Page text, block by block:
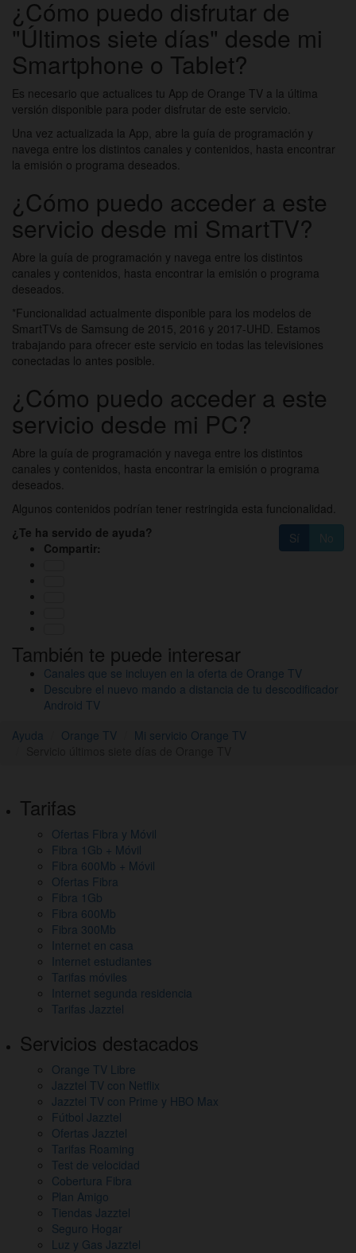
¿Cómo puedo disfrutar de
"Últimos siete días" desde mi
Smartphone o Tablet?
Es necesario que actualices tu App de Orange TV a la última
versión disponible para poder disfrutar de este servicio.
Una vez actualizada la App, abre la guía de programación y
navega entre los distintos canales y contenidos, hasta encontrar
la emisión o programa deseados.
¿Cómo puedo acceder a este
servicio desde mi SmartTV?
Abre la guía de programación y navega entre los distintos
canales y contenidos, hasta encontrar la emisión o programa
deseados.
*Funcionalidad actualmente disponible para los modelos de
SmartTVs de Samsung de 2015, 2016 y 2017-UHD. Estamos
trabajando para ofrecer este servicio en todas las televisiones
conectadas lo antes posible.
¿Cómo puedo acceder a este
servicio desde mi PC?
Abre la guía de programación y navega entre los distintos
canales y contenidos, hasta encontrar la emisión o programa
deseados.
Algunos contenidos podrían tener restringida esta funcionalidad.
¿Te ha servido de ayuda?
Sí No
Compartir:
También te puede interesar
Canales que se incluyen en la oferta de Orange TV
Descubre el nuevo mando a distancia de tu descodificador
Android TV
Ayuda
Orange TV
Mi servicio Orange TV
Pie
de
página,
mapa
sitio
otros
enlaces
de
interés
Tarifas
Ofertas Fibra y Móvil
Fibra 1Gb + Móvil
Fibra 600Mb + Móvil
Ofertas Fibra
Fibra 1Gb
Fibra 600Mb
Fibra 300Mb
Internet en casa
Internet estudiantes
Tarifas móviles
Internet segunda residencia
Tarifas Jazztel
Servicios destacados
Orange TV Libre
Jazztel TV con Netflix
Jazztel TV con Prime y HBO Max
Fútbol Jazztel
Ofertas Jazztel
Tarifas Roaming
Test de velocidad
Cobertura Fibra
Plan Amigo
Tiendas Jazztel
Seguro Hogar
Luz y Gas Jazztel